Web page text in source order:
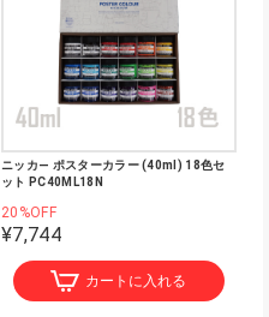
ニッカ― ポスターカラー (40ml) 18色セ
ット PC40ML18N
20%OFF
¥7,744
カートに入れる